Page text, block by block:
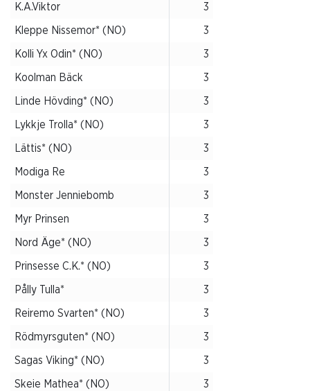
K.A.Viktor 3
Kleppe Nissemor* (NO) 3
Kolli Yx Odin* (NO) 3
Koolman Bäck 3
Linde Hövding* (NO) 3
Lykkje Trolla* (NO) 3
Lättis* (NO) 3
Modiga Re 3
Monster Jenniebomb 3
Myr Prinsen 3
Nord Äge* (NO) 3
Prinsesse C.K.* (NO) 3
Pålly Tulla* 3
Reiremo Svarten* (NO) 3
Rödmyrsguten* (NO) 3
Sagas Viking* (NO) 3
Skeie Mathea* (NO) 3